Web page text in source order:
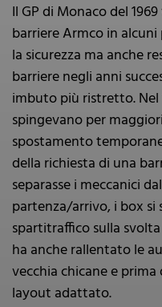
Il GP di Monaco del
barriere Armco in
la sicurezza ma anche
barriere negli anni
imbuto più ristretto. Nel
spingevano per
spostamento
della richiesta di una
separasse i meccanici
partenza/arrivo, i box si
spartitraffico sulla
ha anche rallentato le
vecchia chicane e prima
layout adattato.